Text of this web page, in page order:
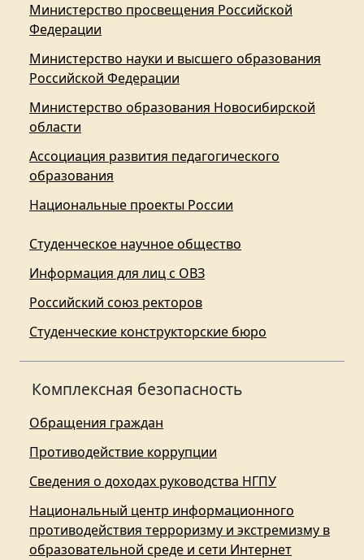
Министерство просвещения Российской
Федерации
Министерство науки и высшего образования
Российской Федерации
Министерство образования Новосибирской
области
Ассоциация развития педагогического
образования
Национальные проекты России
Студенческое научное общество
Информация для лиц с ОВЗ
Российский союз ректоров
Студенческие конструкторские бюро
Комплексная безопасность
Обращения граждан
Противодействие коррупции
Сведения о доходах руководства НГПУ
Национальный центр информационного
противодействия терроризму и экстремизму в
образовательной среде и сети Интернет